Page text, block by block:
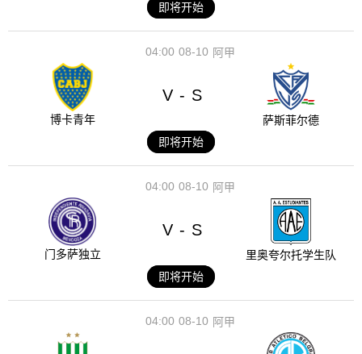
即将开始
08-10
04:00 阿甲
博卡青年
V - S
萨斯菲尔德
即将开始
08-10
04:00 阿甲
门多萨独立
V - S
里奥夸尔托学生队
即将开始
08-10
04:00 阿甲